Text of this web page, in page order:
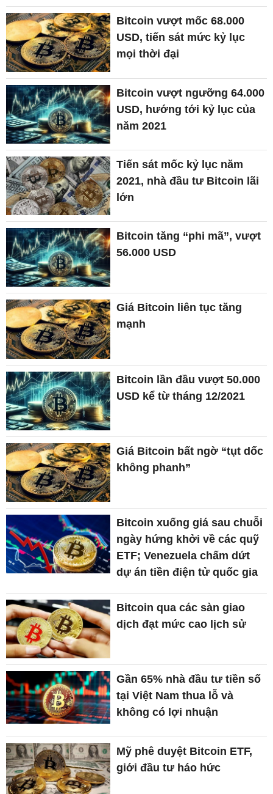
Bitcoin vượt mốc 68.000
USD, tiến sát mức kỷ lục
mọi thời đại
Bitcoin vượt ngưỡng 64.000
USD, hướng tới kỷ lục của
năm 2021
Tiến sát mốc kỷ lục năm
2021, nhà đầu tư Bitcoin lãi
lớn
Bitcoin tăng “phi mã”, vượt
56.000 USD
Giá Bitcoin liên tục tăng
mạnh
Bitcoin lần đầu vượt 50.000
USD kể từ tháng 12/2021
Giá Bitcoin bất ngờ “tụt dốc
không phanh”
Bitcoin xuống giá sau chuỗi
ngày hứng khởi về các quỹ
ETF; Venezuela chấm dứt
dự án tiền điện tử quốc gia
Bitcoin qua các sàn giao
dịch đạt mức cao lịch sử
Gần 65% nhà đầu tư tiền số
tại Việt Nam thua lỗ và
không có lợi nhuận
Mỹ phê duyệt Bitcoin ETF,
giới đầu tư háo hức